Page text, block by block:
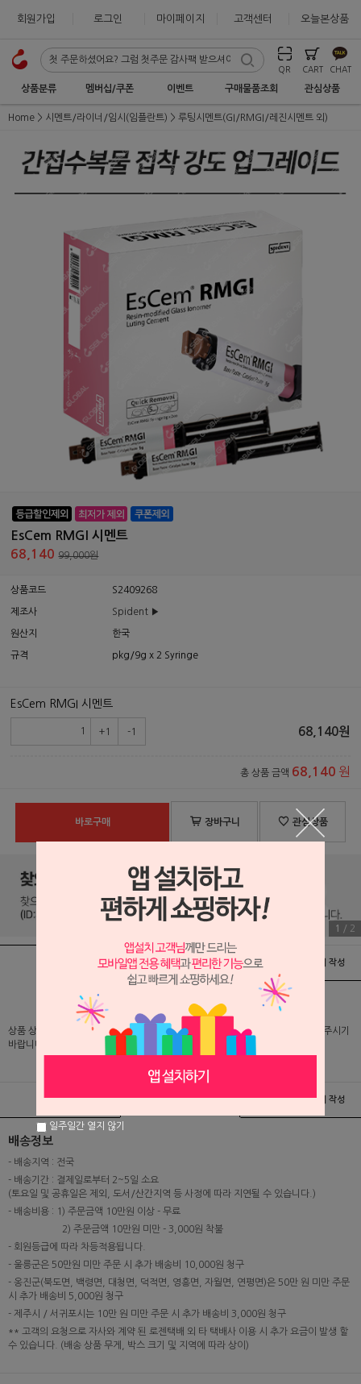
회원가입 로그인 마이페이지 고객센터 오늘본상품
QR CART CHAT
상품분류 멤버십/쿠폰 이벤트 구매물품조회 관심상품
Home 시멘트/라이너/임시(임플란트) 루팅시멘트(GI/RMGI/레진시멘트 외)
EsCem RMGI 시멘트
68,140 99,000원
상품코드 S2409268
제조사 Spident ▶
원산지 한국
규격 pkg/9g x 2 Syringe
EsCem RMGI 시멘트
+1 -1 68,140원
총 상품 금액 68,140 원
바로구매 장바구니 관심상품
1 / 2
배송 및 교환/반품안내 상품후기 및 평가서 작성
상품 상세 설명 및 실제 구매 가격은 로그인 후 확인 가능하오니 반드시 로그인해 주시기
바랍니다.
상품정보 배송 및 교환/반품안내 상품후기 및 평가서 작성
배송정보
- 배송지역 : 전국
- 배송기간 : 결제일로부터 2~5일 소요
(토요일 및 공휴일은 제외, 도서/산간지역 등 사정에 따라 지연될 수 있습니다.)
- 배송비용 : 1) 주문금액 10만원 이상 - 무료
2) 주문금액 10만원 미만 - 3,000원 착불
- 회원등급에 따라 차등적용됩니다.
- 울릉군은 50만원 미만 주문 시 추가 배송비 10,000원 청구
- 옹진군(북도면, 백령면, 대청면, 덕적면, 영흥면, 자월면, 연평면)은 50만 원 미만 주문
시 추가 배송비 5,000원 청구
- 제주시 / 서귀포시는 10만 원 미만 주문 시 추가 배송비 3,000원 청구
** 고객의 요청으로 자사와 계약 된 로젠택배 외 타 택배사 이용 시 추가 요금이 발생 할
수 있습니다. (배송 상품 무게, 박스 크기 및 지역에 따라 상이)
일주일간 열지 않기